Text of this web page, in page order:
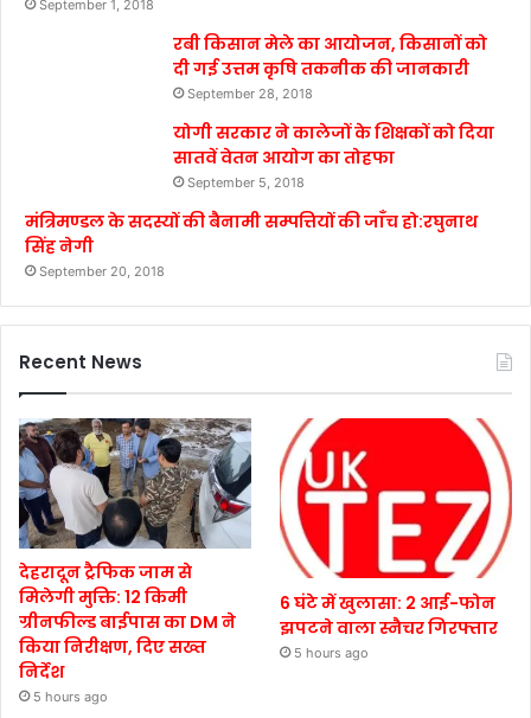
September 1, 2018
रबी किसान मेले का आयोजन, किसानों को
दी गई उत्तम कृषि तकनीक की जानकारी
September 28, 2018
योगी सरकार ने कालेजों के शिक्षकों को दिया
सातवें वेतन आयोग का तोहफा
September 5, 2018
मंत्रिमण्डल के सदस्यों की बैनामी सम्पत्तियों की जाँच हो:रघुनाथ
सिंह नेगी
September 20, 2018
Recent News
देहरादून ट्रैफिक जाम से
मिलेगी मुक्ति: 12 किमी
ग्रीनफील्ड बाईपास का DM ने
किया निरीक्षण, दिए सख्त
निर्देश
5 hours ago
6 घंटे में खुलासा: 2 आई-फोन
झपटने वाला स्नैचर गिरफ्तार
5 hours ago